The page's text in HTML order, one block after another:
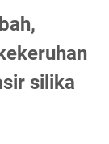
silika